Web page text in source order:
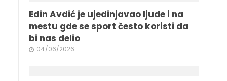
Edin Avdić je ujedinjavao ljude i na
mestu gde se sport često koristi da
bi nas delio
04/06/2026